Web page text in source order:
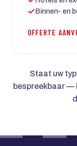
Binnen- en
OFFERTE
Staat uw
bespreekbaar —